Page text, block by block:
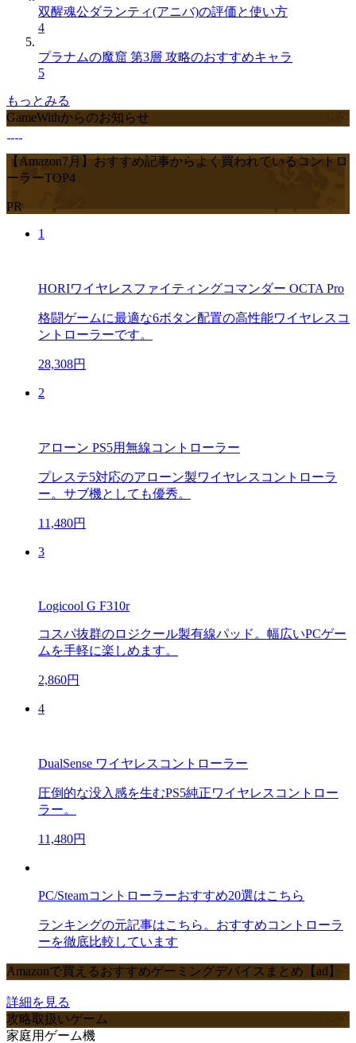
双醒魂公ダランティ(アニバ)の評価と使い方
4
プラナムの魔窟 第3層 攻略のおすすめキャラ
5
もっとみる
GameWithからのお知らせ
【Amazon7月】おすすめ記事からよく買われているコントロ
ーラーTOP4
PR
1
HORIワイヤレスファイティングコマンダー OCTA Pro
格闘ゲームに最適な6ボタン配置の高性能ワイヤレスコ
ントローラーです。
28,308円
2
アローン PS5用無線コントローラー
プレステ5対応のアローン製ワイヤレスコントローラ
ー。サブ機としても優秀。
11,480円
3
Logicool G F310r
コスパ抜群のロジクール製有線パッド。幅広いPCゲー
ムを手軽に楽しめます。
2,860円
4
DualSense ワイヤレスコントローラー
圧倒的な没入感を生むPS5純正ワイヤレスコントロー
ラー。
11,480円
PC/Steamコントローラーおすすめ20選はこちら
ランキングの元記事はこちら。おすすめコントローラ
ーを徹底比較しています
Amazonで買えるおすすめゲーミングデバイスまとめ【ad】
詳細を見る
攻略取扱いゲーム
家庭用ゲーム機